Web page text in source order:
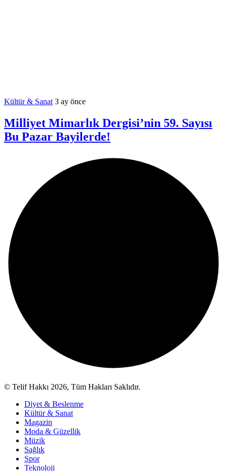
Kültür & Sanat 3 ay önce
Milliyet Mimarlık Dergisi’nin 59. Sayısı
Bu Pazar Bayilerde!
© Telif Hakkı 2026, Tüm Hakları Saklıdır.
Diyet & Beslenme
Kültür & Sanat
Magazin
Moda & Güzellik
Müzik
Sağlık
Spor
Teknoloji